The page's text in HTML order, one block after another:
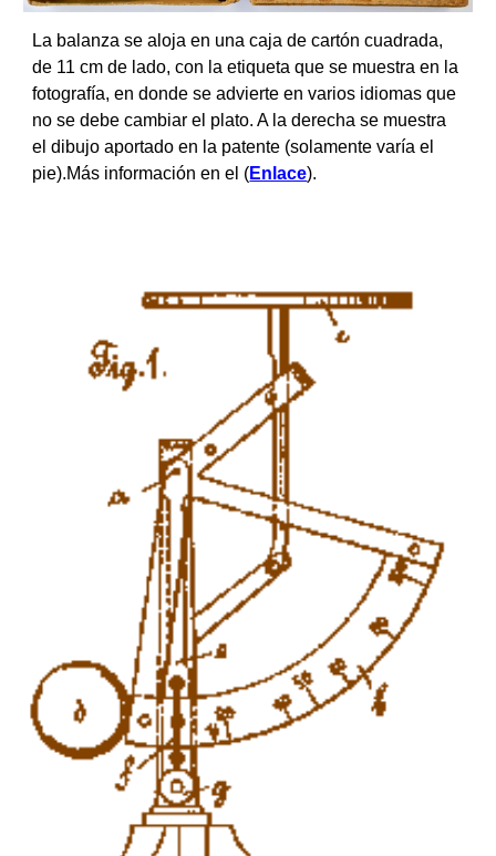
La balanza se aloja en una caja de cartón cuadrada,
de 11 cm de lado, con la etiqueta que se muestra en la
fotografía, en donde se advierte en varios idiomas que
no se debe cambiar el plato. A la derecha se muestra
el dibujo aportado en la patente (solamente varía el
pie).Más información en el (Enlace).